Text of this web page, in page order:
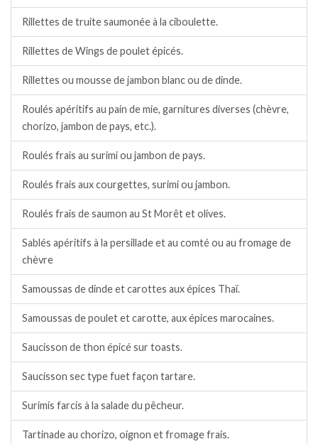
Rillettes de truite saumonée à la ciboulette.
Rillettes de Wings de poulet épicés.
Rillettes ou mousse de jambon blanc ou de dinde.
Roulés apéritifs au pain de mie, garnitures diverses (chèvre,
chorizo, jambon de pays, etc.).
Roulés frais au surimi ou jambon de pays.
Roulés frais aux courgettes, surimi ou jambon.
Roulés frais de saumon au St Morêt et olives.
Sablés apéritifs à la persillade et au comté ou au fromage de
chèvre
Samoussas de dinde et carottes aux épices Thaï.
Samoussas de poulet et carotte, aux épices marocaines.
Saucisson de thon épicé sur toasts.
Saucisson sec type fuet façon tartare.
Surimis farcis à la salade du pêcheur.
Tartinade au chorizo, oignon et fromage frais.